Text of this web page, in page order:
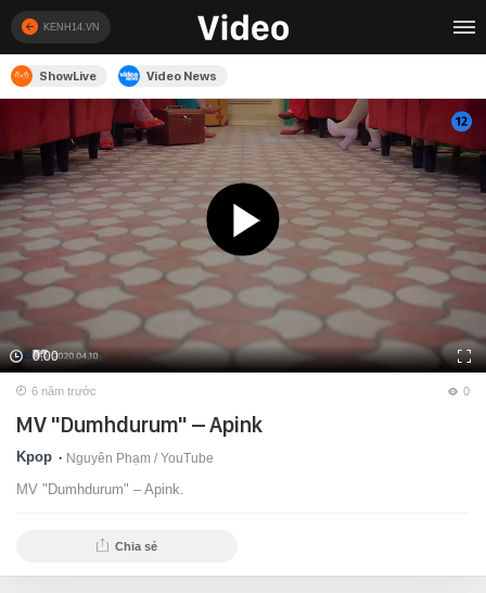
KENH14.VN
ShowLive Video News
0:00
6 năm trước 0
MV "Dumhdurum" – Apink
Kpop Nguyên Phạm / YouTube
MV "Dumhdurum" – Apink.
Chia sẻ